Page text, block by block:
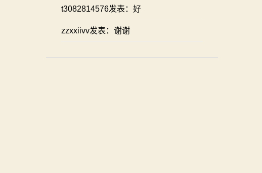
t3082814576发表：好
zzxxiivv发表：谢谢